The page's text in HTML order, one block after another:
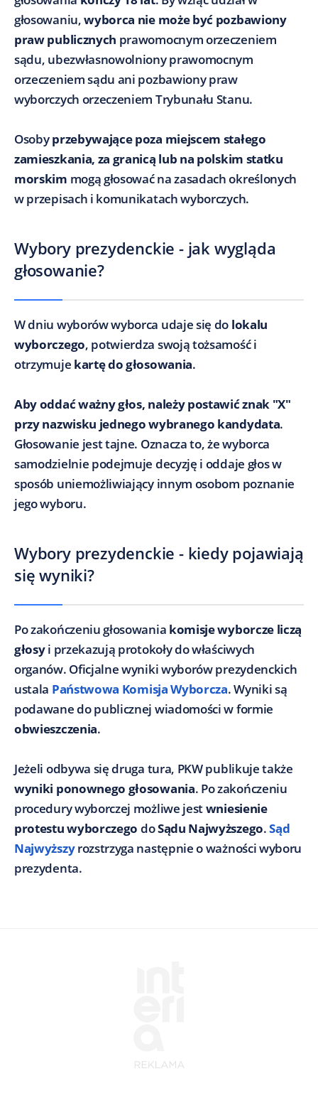
głosowaniu,wyborca nie może być pozbawiony
praw publicznych prawomocnym orzeczeniem
sądu, ubezwłasnowolniony prawomocnym
orzeczeniem sądu ani pozbawiony praw
wyborczych orzeczeniem Trybunału Stanu.
Osobyprzebywające poza miejscem stałego
zamieszkania, za granicą lub na polskim statku
morskim mogą głosować na zasadach określonych
w przepisach i komunikatach wyborczych.
Wybory prezydenckie - jak wygląda
głosowanie?
W dniu wyborów wyborca udaje się do lokalu
wyborczego, potwierdza swoją tożsamość i
otrzymuje kartę do głosowania.
Aby oddać ważny głos, należy postawić znak "X"
przy nazwisku jednego wybranego kandydata.
Głosowanie jest tajne. Oznacza to, że wyborca
samodzielnie podejmuje decyzję i oddaje głos w
sposób uniemożliwiający innym osobom poznanie
jego wyboru.
Wybory prezydenckie - kiedy pojawiają
się wyniki?
Po zakończeniu głosowania komisje wyborcze liczą
głosyi przekazują protokoły do właściwych
organów. Oficjalne wyniki wyborów prezydenckich
ustala Państwowa Komisja Wyborcza. Wyniki są
podawane do publicznej wiadomości w formie
obwieszczenia.
Jeżeli odbywa się druga tura, PKW publikuje także
wyniki ponownego głosowania. Po zakończeniu
procedury wyborczej możliwe jestwniesienie
protestu wyborczego doSądu Najwyższego.Sąd
Najwyższyrozstrzyga następnie o ważności wyboru
prezydenta.